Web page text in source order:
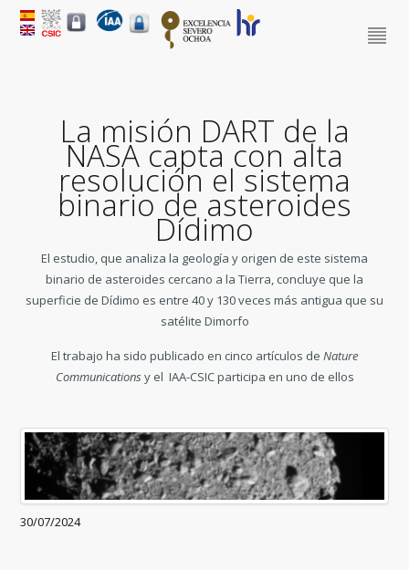
La misión DART de la
NASA capta con alta
resolución el sistema
binario de asteroides
Dídimo
El estudio, que analiza la geología y origen de este sistema
binario de asteroides cercano a la Tierra, concluye que la
superficie de Dídimo es entre 40 y 130 veces más antigua que su
satélite Dimorfo
El trabajo ha sido publicado en cinco artículos de Nature
Communicationsy el IAA-CSIC participa en uno de ellos
30/07/2024